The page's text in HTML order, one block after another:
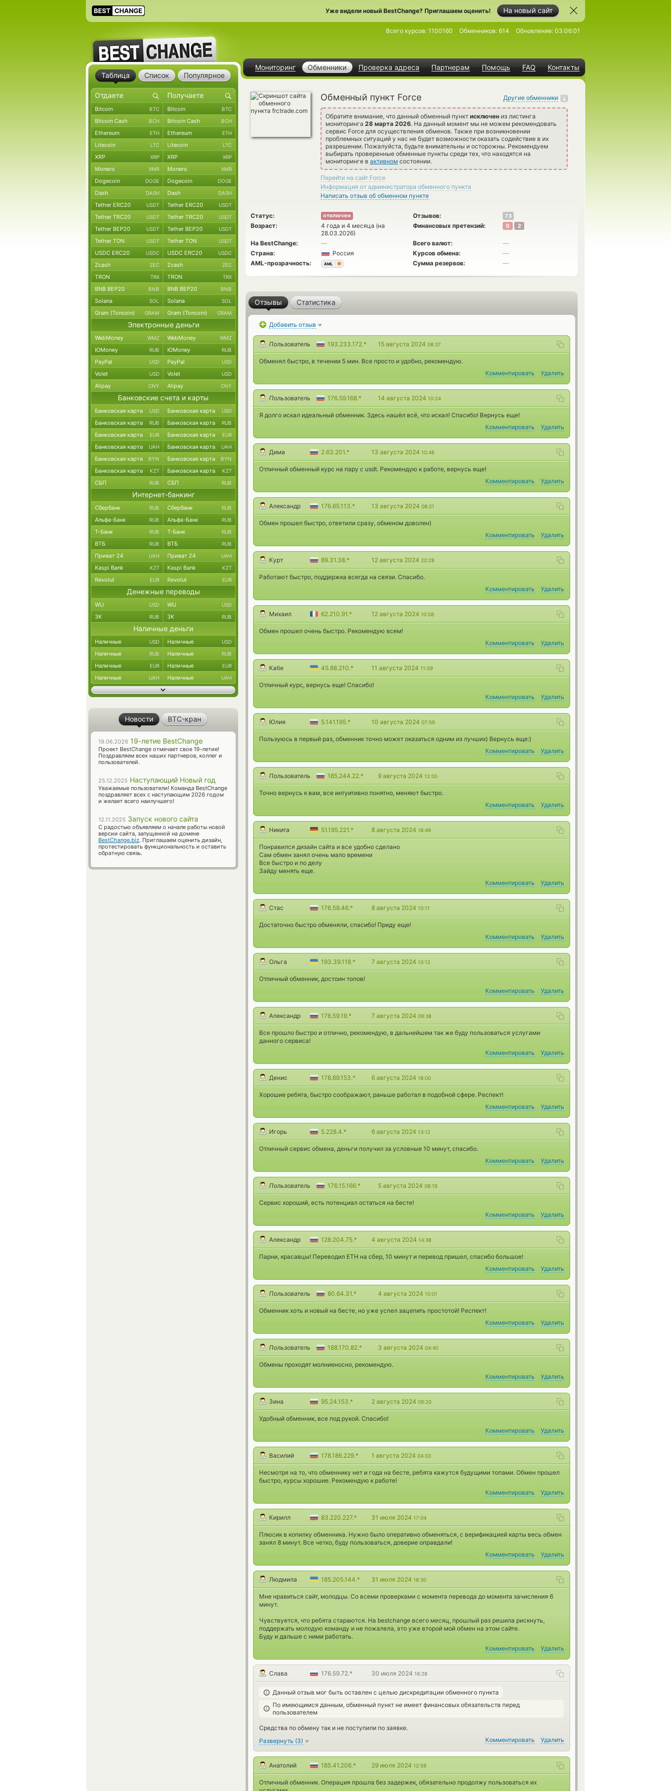
На новый сайт
Уже видели новый BestChange? Приглашаем оценить!
Мониторинг Обменники Проверка адреса Партнерам Помощь FAQ Контакты
Всего курсов: 1100160 Обменников: 614 Обновление: 03:06:01
Обменный пункт Force
Обратите внимание, что данный обменный пункт исключен из листинга
мониторинга 28 марта 2026. На данный момент мы не можем рекомендовать
сервис Force для осуществления обменов. Также при возникновении
проблемных ситуаций у нас не будет возможности оказать содействие в их
разрешении. Пожалуйста, будьте внимательны и осторожны. Рекомендуем
выбирать проверенные обменные пункты среди тех, что находятся на
мониторинге в активном состоянии.
Перейти на сайт Force
Информация от администратора обменного пункта
Написать отзыв об обменном пункте
Другие обменники
Статус: отключен Отзывов: 73
Возраст:
4 года и 4 месяца (на
28.03.2026)
Финансовых претензий: 0 2
На BestChange: — Всего валют:
—
Страна:
Россия Курсов обмена:
—
AML-прозрачность:
AML Сумма резервов: —
Отзывы Статистика
Добавить отзыв
Пользователь 193.233.172.* 15 августа 2024 08:37
Обменял быстро, в течении 5 мин. Все просто и удобно, рекомендую.
Комментировать
Удалить
Пользователь 176.59.168.* 14 августа 2024 10:24
Я долго искал идеальный обменник. Здесь нашёл всё, что искал! Спасибо! Вернусь еще!
Комментировать
Удалить
Дима 2.63.201.* 13 августа 2024 10:48
Отличный обменный курс на пару с usdt. Рекомендую к работе, вернусь еще!
Комментировать
Удалить
Александр 176.65.113.* 13 августа 2024 08:21
Обмен прошел быстро, ответили сразу, обменом доволен)
Комментировать
Удалить
Курт 89.31.38.* 12 августа 2024 20:28
Работают быстро, поддержка всегда на связи. Спасибо.
Комментировать
Удалить
Михаил 62.210.91.* 12 августа 2024 10:58
Обмен прошел очень быстро. Рекомендую всем!
Комментировать
Удалить
Katie 45.88.210.* 11 августа 2024 11:59
Отличный курс, вернусь еще! Спасибо!
Комментировать
Удалить
Юлия 5.141.195.* 10 августа 2024 07:59
Пользуюсь в первый раз, обменник точно может оказаться одним из лучших) Вернусь еще:)
Комментировать
Удалить
Пользователь 185.244.22.* 9 августа 2024 12:00
Точно вернусь к вам, все интуитивно понятно, меняют быстро.
Комментировать
Удалить
Никита 51.195.221.* 8 августа 2024 18:49
Понравился дизайн сайта и все удобно сделано
Сам обмен занял очень мало времени
Все быстро и по делу
Зайду менять еще.
Комментировать
Удалить
Стас 176.59.46.* 8 августа 2024 10:11
Достаточно быстро обменяли, спасибо! Приду еще!
Комментировать
Удалить
Ольга 193.39.118.* 7 августа 2024 10:12
Отличный обменник, достоин топов!
Комментировать
Удалить
Александр 176.59.19.* 7 августа 2024 09:38
Все прошло быстро и отлично, рекомендую, в дальнейшем так же буду пользоваться услугами
данного сервиса!
Комментировать
Удалить
Денис 178.69.153.* 6 августа 2024 18:00
Хорошие ребята, быстро соображают, раньше работал в подобной сфере. Респект!
Комментировать
Удалить
Игорь 5.228.4.* 6 августа 2024 13:12
Отличный сервис обмена, деньги получил за условные 10 минут, спасибо.
Комментировать
Удалить
Пользователь 176.15.166.* 5 августа 2024 08:19
Сервис хороший, есть потенциал остаться на бесте!
Комментировать
Удалить
Александр 128.204.75.* 4 августа 2024 14:38
Парни, красавцы! Переводил ETH на сбер, 10 минут и перевод пришел, спасибо большое!
Комментировать
Удалить
Пользователь 80.64.31.* 4 августа 2024 10:01
Обменник хоть и новый на бесте, но уже успел зацепить простотой! Респект!
Комментировать
Удалить
Пользователь 188.170.82.* 3 августа 2024 04:40
Обмены проходят молниеносно, рекомендую.
Комментировать
Удалить
Зина 95.24.153.* 2 августа 2024 09:20
Удобный обменник, все под рукой. Спасибо!
Комментировать
Удалить
Василий 178.186.229.* 1 августа 2024 04:33
Несмотря на то, что обменнику нет и года на бесте, ребята кажутся будущими топами. Обмен прошел
быстро, курсы хорошие. Рекомендую к работе!
Комментировать
Удалить
Кирилл 83.220.227.* 31 июля 2024 17:04
Плюсик в копилку обменника. Нужно было оперативно обменяться, с верификацией карты весь обмен
занял 8 минут. Все четко, буду пользоваться, доверие оправдали!
Комментировать
Удалить
Людмила 185.205.144.* 31 июля 2024 16:30
Мне нравиться сайт, молодцы. Со всеми проверками с момента перевода до момента зачисления 6
минут.
Чувствуется, что ребята стараются. На bestchange всего месяц, прошлый раз решила рискнуть,
поддержать молодую команду и не пожалела, это уже второй мой обмен на этом сайте.
Буду и дальше с ними работать.
Комментировать
Удалить
Слава 176.59.72.* 30 июля 2024 16:28
Данный отзыв мог быть оставлен с целью дискредитации обменного пункта
По имеющимся данным, обменный пункт не имеет финансовых обязательств перед
пользователем
Средства по обмену так и не поступили по заявке.
Развернуть (3) Комментировать Удалить
Анатолий 185.41.206.* 29 июля 2024 12:59
Отличный обменник. Операция прошла без задержек, обязательно продолжу пользоваться их
Таблица Список Популярное
Bitcoin BTC Bitcoin BTC
Bitcoin Cash BCH Bitcoin Cash BCH
Ethereum ETH Ethereum ETH
Litecoin LTC Litecoin LTC
XRP XRP XRP XRP
Monero XMR Monero XMR
Dogecoin DOGE Dogecoin DOGE
Dash DASH Dash DASH
Tether ERC20 USDT Tether ERC20 USDT
Tether TRC20 USDT Tether TRC20 USDT
Tether BEP20 USDT Tether BEP20 USDT
Tether TON USDT Tether TON USDT
USDC ERC20 USDC USDC ERC20 USDC
Zcash ZEC Zcash ZEC
TRON TRX TRON TRX
BNB BEP20 BNB BNB BEP20 BNB
Solana SOL Solana SOL
Gram (Toncoin) GRAM Gram (Toncoin) GRAM
Электронные деньги
WebMoney WMZ WebMoney WMZ
ЮMoney RUB ЮMoney RUB
PayPal USD PayPal USD
Volet USD Volet USD
Alipay CNY Alipay CNY
Банковские счета и карты
Банковская карта USD Банковская карта USD
Банковская карта RUB Банковская карта RUB
Банковская карта EUR Банковская карта EUR
Банковская карта UAH Банковская карта UAH
Банковская карта BYN Банковская карта BYN
Банковская карта KZT Банковская карта KZT
СБП RUB СБП RUB
Интернет-банкинг
Сбербанк RUB Сбербанк RUB
Альфа-Банк RUB Альфа-Банк RUB
Т-Банк RUB Т-Банк RUB
ВТБ RUB ВТБ RUB
Приват 24 UAH Приват 24 UAH
Kaspi Bank KZT Kaspi Bank KZT
Revolut EUR Revolut EUR
Денежные переводы
WU USD WU USD
ЗК RUB ЗК RUB
Наличные деньги
Наличные USD Наличные USD
Наличные RUB Наличные RUB
Наличные EUR Наличные EUR
Наличные UAH Наличные UAH
Новости BTC-кран
19.06.2026 19-летие BestChange
Проект BestChange отмечает свое 19-летие!
Поздравляем всех наших партнеров, коллег и
пользователей.
25.12.2025 Наступающий Новый год
Уважаемые пользователи! Команда BestChange
поздравляет всех с наступающим 2026 годом
и желает всего наилучшего!
12.11.2025 Запуск нового сайта
С радостью объявляем о начале работы новой
версии сайта, запущенной на домене
BestChange.biz. Приглашаем оценить дизайн,
протестировать функциональность и оставить
обратную связь.